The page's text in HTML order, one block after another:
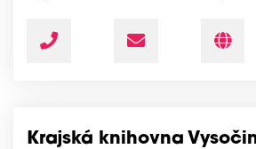
Krajská knihovna